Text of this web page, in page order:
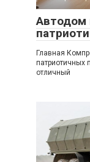
Автодом
Главная
патриотичных
отличный